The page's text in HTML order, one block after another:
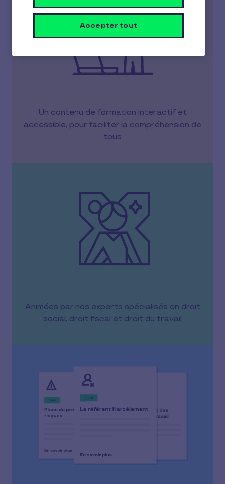
Un contenu de formation interactif et
accessible, pour faciliter la compréhension de
tous
Animées par nos experts spécialisés en droit
social, droit fiscal et droit du travail
Accepter tout